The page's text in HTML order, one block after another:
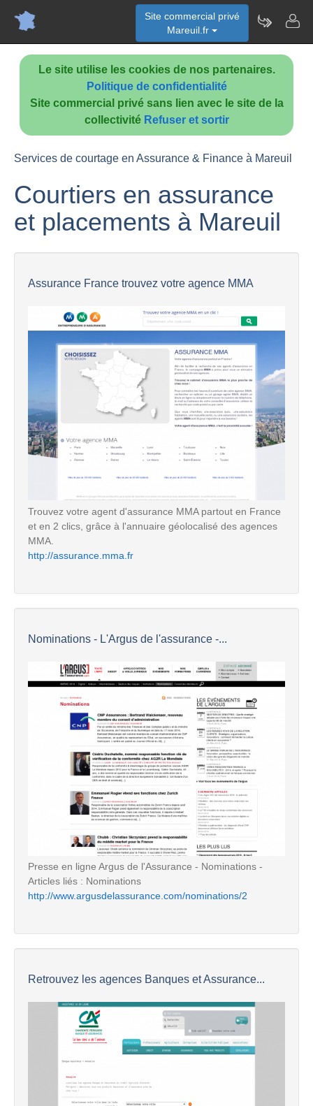
Le site utilise les cookies de nos partenaires.
Politique de confidentialité
Site commercial privé sans lien avec le site de la
collectivité Refuser et sortir
Site commercial privé
Mareuil.fr
Services de courtage en Assurance & Finance à Mareuil
Courtiers en assurance
et placements à Mareuil
Assurance France trouvez votre agence MMA
Trouvez votre agent d'assurance MMA partout en France
et en 2 clics, grâce à l'annuaire géolocalisé des agences
MMA.
http://assurance.mma.fr
Nominations - L'Argus de l'assurance -...
Presse en ligne Argus de l'Assurance - Nominations -
Articles liés : Nominations
http://www.argusdelassurance.com/nominations/2
Retrouvez les agences Banques et Assurance...